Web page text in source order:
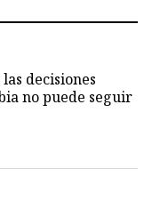
decisiones
no puede seguir